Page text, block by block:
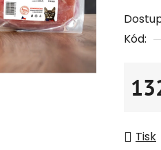
Kód:
Tisk